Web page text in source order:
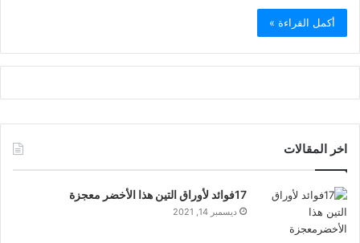
أكمل القراءة »
اخر المقالات
17فوائد لأوراق التين هذا الأخضر معجزة
ديسمبر 14, 2021